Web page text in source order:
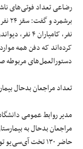
کرده‌اند که دفن همه
دستورالعمل‌های
تعداد مراجعان بدحال
مدیر روابط عمومی
مراجعان بدحال به
حاضر ۱۳۰ تخت آی‌سی‌یو توسط بیماران کرونایی اشغال است.